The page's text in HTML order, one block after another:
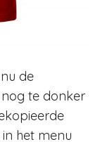
de
nog te donker
het menu